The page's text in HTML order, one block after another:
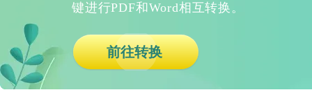
键进行PDF和Word相互转换。
前往转换